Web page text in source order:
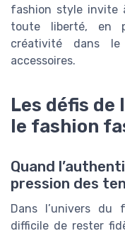
fashion style invite
toute liberté, en
créativité dans
accessoires.
Les défis de
le fashion
Quand
pression des
Dans l’univers
difficile de rester